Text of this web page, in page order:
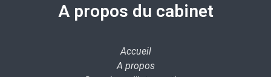
A propos du cabinet
Accueil
A propos